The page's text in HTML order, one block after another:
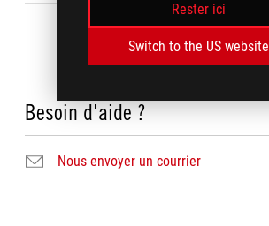
Rester ici
Switch to the US website
Besoin d'aide ?
Nous envoyer un courrier